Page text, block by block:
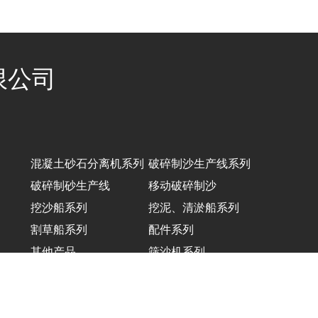
司
混凝土砂石分离机系列
破碎制沙生产线系列
破碎制砂生产线
移动破碎制沙
挖沙船系列
挖泥、清淤船系列
割草船系列
配件系列
其他产品
筛沙机系列